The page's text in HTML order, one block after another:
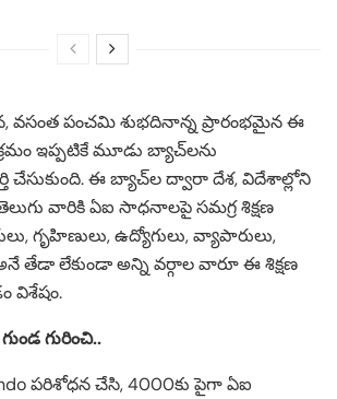
వసంత పంచమి శుభదినాన్న ప్రారంభమైన ఈ
ఇప్పటికే మూడు బ్యాచ్‌లను
చేసుకుంది. ఈ బ్యాచ్‌ల ద్వారా దేశ, విదేశాల్లోని
వారికి ఏఐ సాధనాలపై సమగ్ర శిక్షణ
గృహిణులు, ఉద్యోగులు, వ్యాపారులు,
తేడా లేకుండా అన్ని వర్గాల వారూ ఈ శిక్షణ
విశేషం.
గురించి..
పరిశోధన చేసి, 4000కు పైగా ఏఐ